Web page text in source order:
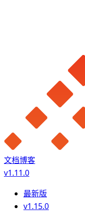
文档博客
v1.11.0
最新版
v1.15.0